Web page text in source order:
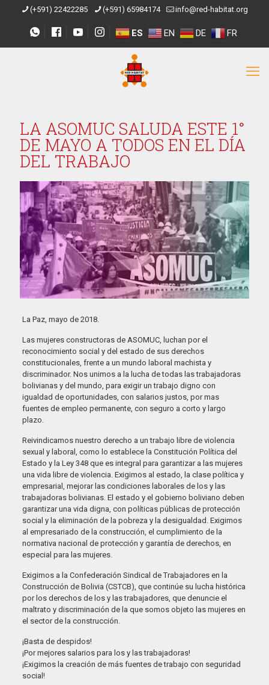
(+591) 22422285 (+591) 65984174 info@red-habitat.org
ES EN DE FR
LA ASOMUC SALUDA ESTE 1°
DE MAYO A TODOS EN EL DÍA
DEL TRABAJO
La Paz, mayo de 2018.
Las mujeres constructoras de ASOMUC, luchan por el
reconocimiento social y del estado de sus derechos
constitucionales, frente a un mundo laboral machista y
discriminador. Nos unimos a la lucha de todas las trabajadoras
bolivianas y del mundo, para exigir un trabajo digno con
igualdad de oportunidades, con salarios justos, por mas
fuentes de empleo permanente, con seguro a corto y largo
plazo.
Reivindicamos nuestro derecho a un trabajo libre de violencia
sexual y laboral, como lo establece la Constitución Política del
Estado y la Ley 348 que es integral para garantizar a las mujeres
una vida libre de violencia. Exigimos al estado, la clase política y
empresarial, mejorar las condiciones laborales de los y las
trabajadoras bolivianas. El estado y el gobierno boliviano deben
garantizar una vida digna, con políticas públicas de protección
social y la eliminación de la pobreza y la desigualdad. Exigimos
al empresariado de la construcción, el cumplimiento de la
normativa nacional de protección y garantía de derechos, en
especial para las mujeres.
Exigimos a la Confederación Sindical de Trabajadores en la
Construcción de Bolivia (CSTCB), que continúe su lucha histórica
por los derechos de los y las trabajadores, que denuncie el
maltrato y discriminación de la que somos objeto las mujeres en
el sector de la construcción.
¡Basta de despidos!
¡Por mejores salarios para los y las trabajadoras!
¡Exigimos la creación de más fuentes de trabajo con seguridad
social!